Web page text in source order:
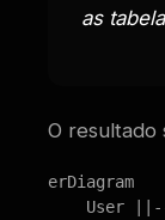
as
O resultado
erDiagram
User